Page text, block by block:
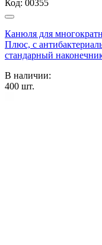
Код: 00355
Канюля для
Плюс, с
стандарный
В наличии:
400 шт.